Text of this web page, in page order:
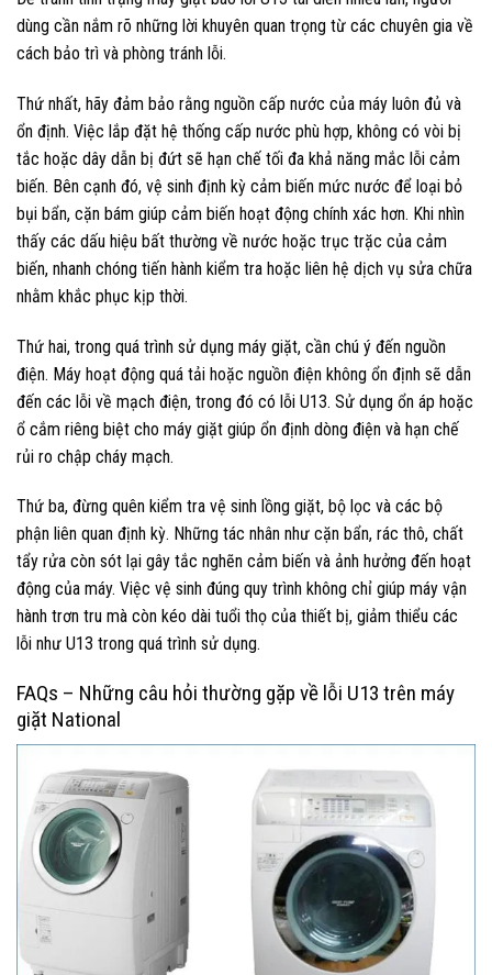
dùng cần nắm rõ những lời khuyên quan trọng từ các chuyên gia về
cách bảo trì và phòng tránh lỗi.
Thứ nhất, hãy đảm bảo rằng nguồn cấp nước của máy luôn đủ và
ổn định. Việc lắp đặt hệ thống cấp nước phù hợp, không có vòi bị
tắc hoặc dây dẫn bị đứt sẽ hạn chế tối đa khả năng mắc lỗi cảm
biến. Bên cạnh đó, vệ sinh định kỳ cảm biến mức nước để loại bỏ
bụi bẩn, cặn bám giúp cảm biến hoạt động chính xác hơn. Khi nhìn
thấy các dấu hiệu bất thường về nước hoặc trục trặc của cảm
biến, nhanh chóng tiến hành kiểm tra hoặc liên hệ dịch vụ sửa chữa
nhằm khắc phục kịp thời.
Thứ hai, trong quá trình sử dụng máy giặt, cần chú ý đến nguồn
điện. Máy hoạt động quá tải hoặc nguồn điện không ổn định sẽ dẫn
đến các lỗi về mạch điện, trong đó có lỗi U13. Sử dụng ổn áp hoặc
ổ cắm riêng biệt cho máy giặt giúp ổn định dòng điện và hạn chế
rủi ro chập cháy mạch.
Thứ ba, đừng quên kiểm tra vệ sinh lồng giặt, bộ lọc và các bộ
phận liên quan định kỳ. Những tác nhân như cặn bẩn, rác thô, chất
tẩy rửa còn sót lại gây tắc nghẽn cảm biến và ảnh hưởng đến hoạt
động của máy. Việc vệ sinh đúng quy trình không chỉ giúp máy vận
hành trơn tru mà còn kéo dài tuổi thọ của thiết bị, giảm thiểu các
lỗi như U13 trong quá trình sử dụng.
FAQs – Những câu hỏi thường gặp về lỗi U13 trên máy
giặt National